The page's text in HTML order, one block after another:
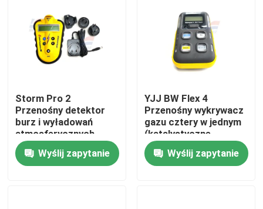
Do domu
Storm Pro 2
Przenośny detektor
burz i wyładowań
atmosferycznych
Opracowany do
monitorowania
aktywności
Wyślij zapytanie
YJJ BW Flex 4
Przenośny wykrywacz
gazu cztery w jednym
(katalystyczne
spalanie
LEL/O2/CO/H2S)
Wyślij zapytanie